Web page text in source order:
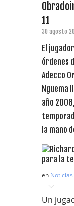
11
30 agosto
El
órdenes
Adecco
Nguema
año
la mano
en Noticias
Un